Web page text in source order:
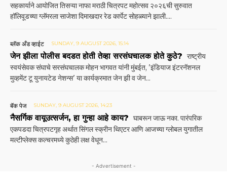
सहकार्याने आयोजित तिसऱ्या नाफा मराठी चित्रपट महोत्सव २०२६ची सुरुवात
हॉलिवूडच्या ग्लॅमरला साजेशा दिमाखदार रेड कार्पेट सोहळ्याने झाली....
ब्लॅक अँड व्हाईट SUNDAY, 9 AUGUST 2026, 15:14
जेन झीला पोलीस बदडत होती तेव्हा सरसंघचालक होते कुठे? राष्ट्रीय
स्वयंसेवक संघाचे सरसंघचालक मोहन भागवत यांनी मुंबईत, 'इंडियाज इंटरनॅशनल
मुव्हमेंट टू युनायटेड नेशन्स' या कार्यक्रमात जेन झी व जेन...
बॅक पेज SUNDAY, 9 AUGUST 2026, 14:23
नैसर्गिक वायूउत्सर्जन, हा गुन्हा आहे काय? घाबरून जाऊ नका. पारंपरिक
एकपडदा चित्रपटगृह अर्थात सिंगल स्क्रीन थिएटर आणि आजच्या ग्लोबल युगातील
मल्टीप्लेक्स कल्चरमध्ये कुठेही लक्ष वेधून...
- Advertisement -